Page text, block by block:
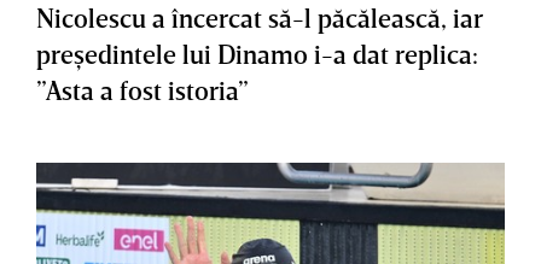
Nicolescu a încercat să-l păcălească, iar
preşedintele lui Dinamo i-a dat replica:
”Asta a fost istoria”